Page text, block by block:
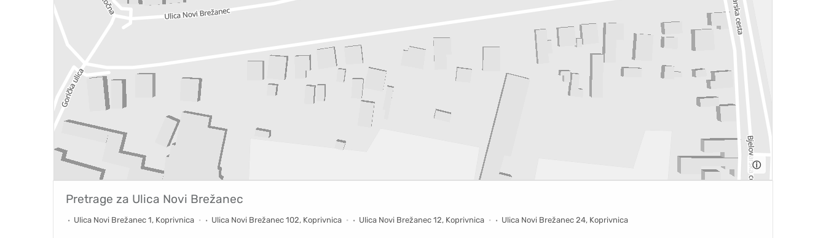
ⓘ
Pretrage za Ulica Novi Brežanec
Ulica Novi Brežanec 1, Koprivnica Ulica Novi Brežanec 102, Koprivnica Ulica Novi Brežanec 12, Koprivnica Ulica Novi Brežanec 24, Koprivnica